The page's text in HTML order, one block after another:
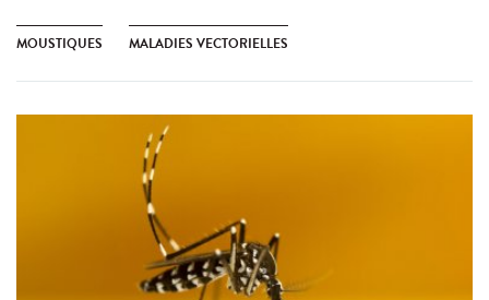
MOUSTIQUES MALADIES VECTORIELLES